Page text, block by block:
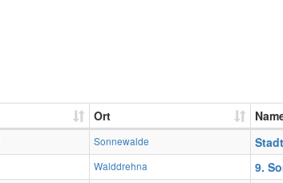
Ort
Sonnewalde
Walddrehna 9.